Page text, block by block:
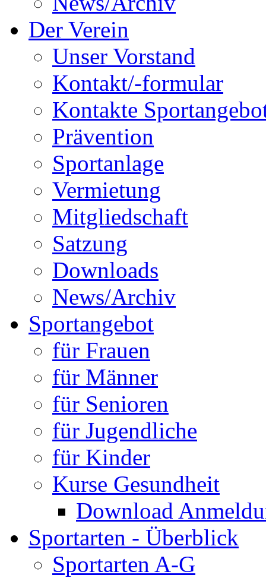
Der Verein
Unser Vorstand
Kontakt/-formular
Kontakte
Prävention
Sportanlage
Vermietung
Mitgliedschaft
Satzung
Downloads
News/Archiv
Sportangebot
für Frauen
für Männer
für Senioren
für Jugendliche
für Kinder
Kurse Gesundheit
Download
Sportarten - Überblick
Sportarten A-G